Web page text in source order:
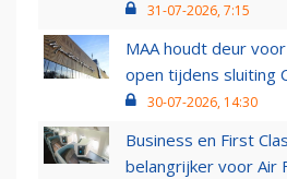
31-07-2026, 7:15
MAA houdt deur
open tijdens sluiting
30-07-2026, 14:30
Business en First
belangrijker voor Air